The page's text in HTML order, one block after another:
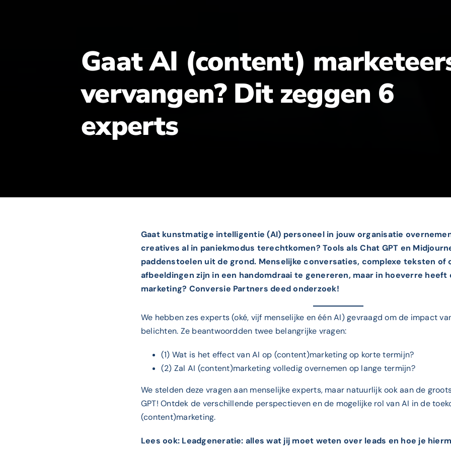
Gaat AI (content)
vervangen? Dit zeggen 6
experts
Gaat kunstmatige intelligentie (AI) personeel in jouw organisatie
creatives al in paniekmodus terechtkomen? Tools als Chat GPT en
paddenstoelen uit de grond. Menselijke conversaties, complexe teksten of
afbeeldingen zijn in een handomdraai te genereren, maar in hoeverre heeft
marketing? Conversie Partners deed onderzoek!
We hebben zes experts (oké, vijf menselijke en één AI) gevraagd om de impact
belichten. Ze beantwoordden twee belangrijke vragen:
(1) Wat is het effect van AI op (content)marketing op korte termijn?
(2) Zal AI (content)marketing volledig overnemen op lange termijn?
We stelden deze vragen aan menselijke experts, maar natuurlijk ook aan de
GPT! Ontdek de verschillende perspectieven en de mogelijke rol van AI in de
(content)marketing.
Lees ook: Leadgeneratie: alles wat jij moet weten over leads en hoe je